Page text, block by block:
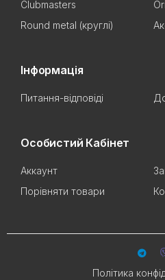
Clubmasters
Round metal (круглі)
Інформація
Питання-відповіді
Особистий Кабінет
Аккаунт
Порівняти товари
Політика